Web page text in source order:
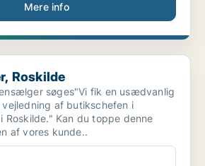
Mere info
Roskilde
søges"Vi fik en usædvanlig
af butikschefen i
Kan du toppe denne
af vores kunde..